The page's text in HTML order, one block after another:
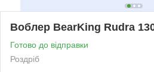
Воблер BearKing Rudra
Готово до відправки
Роздріб